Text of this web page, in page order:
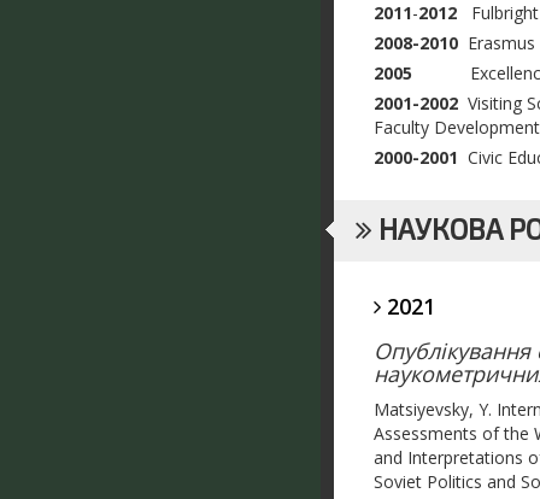
2011-2012
2008-2010
2005
Excellence
2001-2002 Visiting
Faculty
2000-2001 Civic
НАУКОВА
2021
Опублікування
Matsiyevsky, Y.
Assessments of the
and Interpretations
Soviet Politics and